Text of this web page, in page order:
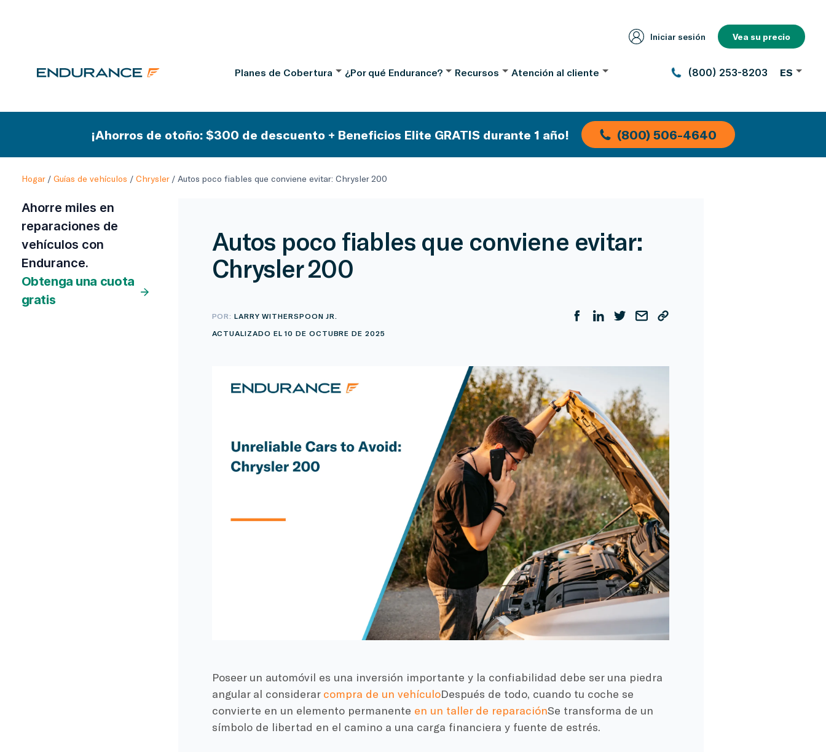
Iniciar sesión Vea su precio
Planes de Cobertura ¿Por qué Endurance? Recursos Atención al cliente (800) 253-8203 ES
¡Ahorros de otoño: $300 de descuento + Beneficios Elite GRATIS durante 1 año! (800) 506-4640
Hogar/ Guías de vehículos / Chrysler/ Autos poco fiables que conviene evitar: Chrysler 200
Ahorre miles en
reparaciones de
vehículos con
Endurance.
Obtenga una cuota
gratis
Autos poco fiables que conviene evitar:
Chrysler 200
POR:LARRY WITHERSPOON JR.
ACTUALIZADO EL 10 DE OCTUBRE DE 2025
Poseer un automóvil es una inversión importante y la confiabilidad debe ser una piedra
angular al considerar compra de un vehículoDespués de todo, cuando tu coche se
convierte en un elemento permanente en un taller de reparaciónSe transforma de un
símbolo de libertad en el camino a una carga financiera y fuente de estrés.